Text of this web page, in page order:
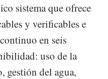
sistema que ofrece
y verificables e
en seis
uso de la
gestión del agua,